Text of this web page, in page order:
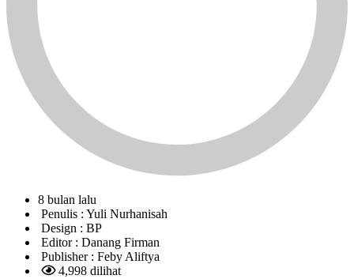
8 bulan lalu
Penulis : Yuli Nurhanisah
Design : BP
Editor : Danang Firman
Publisher : Feby Aliftya
4,998 dilihat